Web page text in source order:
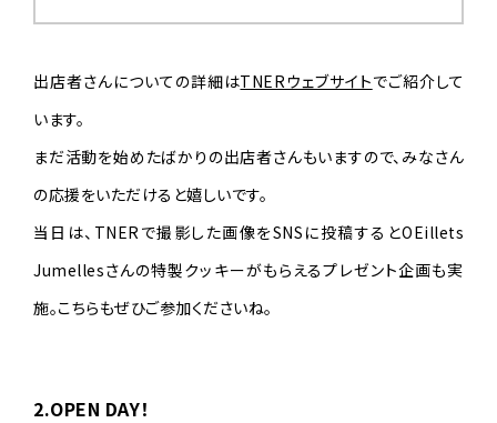
出店者さんについての詳細はTNERウェブサイトでご紹介して
います。
まだ活動を始めたばかりの出店者さんもいますので、みなさん
の応援をいただけると嬉しいです。
当日は、TNERで撮影した画像をSNSに投稿するとOEillets
Jumellesさんの特製クッキーがもらえるプレゼント企画も実
施。こちらもぜひご参加くださいね。
2.OPEN DAY！